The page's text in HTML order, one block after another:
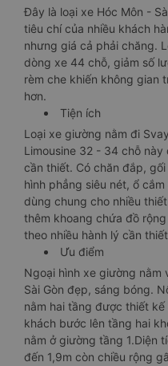
Đây là loại xe Hóc Môn -
tiêu chí của nhiều khách
nhưng giá cả phải chăng.
dòng xe 44 chỗ, giảm số
rèm che khiến không gian
hơn.
Tiện ích
Loại xe giường nằm đi
Limousine 32 - 34 chỗ
cần thiết. Có chăn đắp,
hình phẳng siêu nét, ổ
dùng chung cho nhiều
thêm khoang chứa đồ
theo nhiều hành lý cần
Ưu điểm
Ngoại hình xe giường nằm
Sài Gòn đẹp, sáng bóng.
nằm hai tầng được thiết kế
khách bước lên tầng hai
nằm ở giường tầng 1.Diện
đến 1,9m còn chiều rộng